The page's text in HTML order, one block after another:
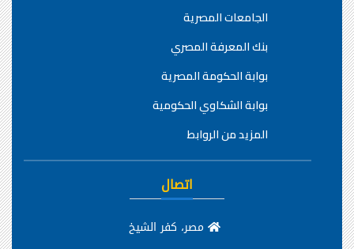
الجامعات المصرية
بنك المعرفة المصري
بوابة الحكومة المصرية
بوابة الشكاوي الحكومية
المزيد من الروابط
اتصال
مصر، كفر الشيخ